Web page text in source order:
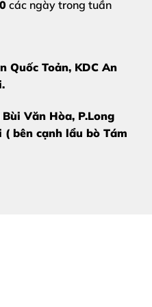
các ngày trong tuần
Quốc Toản, KDC An
Văn Hòa, P.Long
bên cạnh lẩu bò Tám